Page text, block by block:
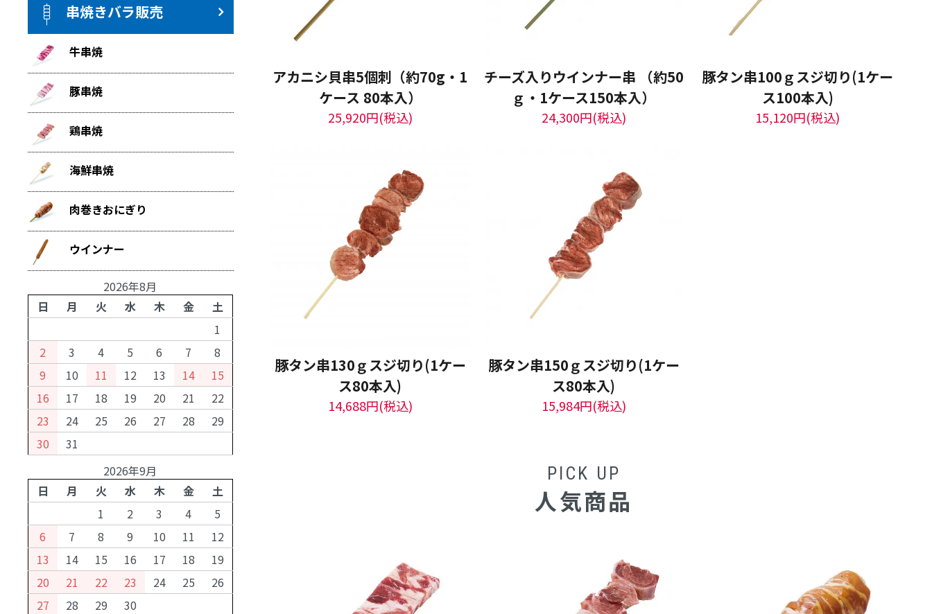
アカニシ貝串5個刺（約70g・1
ケース 80本入）
25,920円(税込)
チーズ入りウインナー串 （約50
ｇ・1ケース150本入）
24,300円(税込)
豚タン串100ｇスジ切り(1ケー
ス100本入)
15,120円(税込)
豚タン串130ｇスジ切り(1ケー
ス80本入)
14,688円(税込)
豚タン串150ｇスジ切り(1ケー
ス80本入)
15,984円(税込)
PICK UP
人気商品
串焼きバラ販売
牛串焼
豚串焼
鶏串焼
海鮮串焼
肉巻きおにぎり
ウインナー
2026年8月
日
月 火 水 木 金
土
1
2
3 4 5 6 7
8
9
10 11 12 13 14
15
16
17 18 19 20 21
22
23
24 25 26 27 28
29
30
31
2026年9月
日
月 火 水 木 金
土
1
2 3 4
5
6
7 8 9 10 11
12
13
14 15 16 17 18
19
20
21 22 23 24 25
26
27
28 29
30